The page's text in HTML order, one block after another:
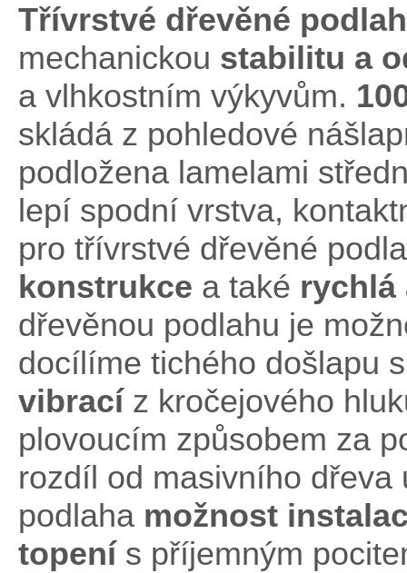
Třívrstvé dřevěné
mechanickou stabilitu a
a vlhkostním výkyvům.
skládá z pohledové
podložena lamelami
lepí spodní vrstva,
pro třívrstvé dřevěné
konstrukce a také rychlá
dřevěnou podlahu je
docílíme tichého došlapu s
vibrací z kročejového
plovoucím způsobem za
rozdíl od masivního dřeva
podlaha možnost
topení s příjemným